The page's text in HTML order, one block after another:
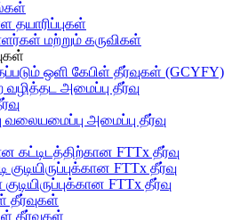
தயாரிப்புகள்
மற்றும் கருவிகள்
ஒளி கேபிள் தீர்வுகள் (GCYFY)
வழித்தட அமைப்பு தீர்வு
வலையமைப்பு அமைப்பு தீர்வு
கட்டிடத்திற்கான FTTx தீர்வு
குடியிருப்புக்கான FTTx தீர்வு
FTTx தீர்வு
தீர்வுகள்
தீர்வுகள்